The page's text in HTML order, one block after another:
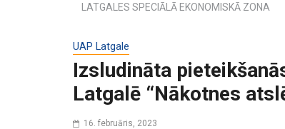
LATGALES SPECIĀLĀ EKONOMISKĀ ZONA
UAP Latgale
Izsludināta
Latgalē “Nākotnes
16. februāris, 2023